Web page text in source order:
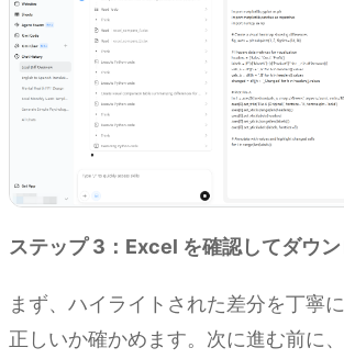
ステップ 3：Excel を確認してダウ
まず、ハイライトされた差分を丁寧
正しいか確かめます。次に進む前に